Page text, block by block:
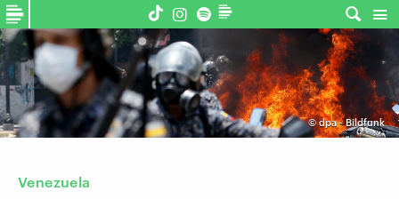
©dpa - Bildfunk
Venezuela